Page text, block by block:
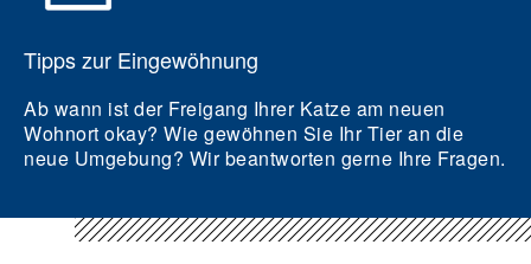
Tipps zur Eingewöhnung
Ab wann ist der Freigang Ihrer Katze am neuen
Wohnort okay? Wie gewöhnen Sie Ihr Tier an die
neue Umgebung? Wir beantworten gerne Ihre Fragen.